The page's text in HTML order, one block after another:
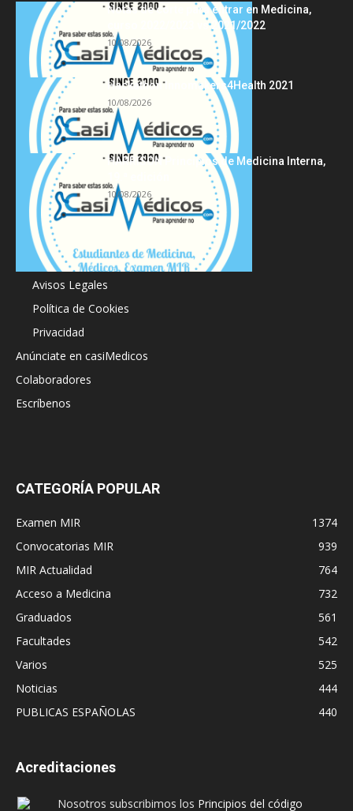
Notas de corte para entrar en Medicina,
curso 2022/2023 vs 2021/2022
10/08/2026
Hackathon Innomakers4Health 2021
10/08/2026
HARRISON Principios de Medicina Interna,
10/08/2026
Acerca de
Avisos Legales
Política de Cookies
Privacidad
Anúnciate en casiMedicos
Colaboradores
Escríbenos
CATEGORÍA POPULAR
Examen MIR
1374
Convocatorias MIR
939
MIR Actualidad
764
Acceso a Medicina
732
Graduados
561
Facultades
542
Varios
525
Noticias
444
PUBLICAS ESPAÑOLAS
440
Acreditaciones
Nosotros subscribimos los Principios del código